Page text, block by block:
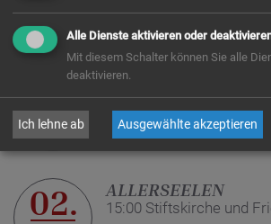
2026
01.
November
2026
ALLERHEILIGEN
10:00 Stiftskirche
02. ALLERSEELEN
15:00 Stiftskirche und
Alle Dienste aktivieren oder
Mit diesem Schalter können Sie alle
deaktivieren.
Ich lehne ab Ausgewählte akzeptieren